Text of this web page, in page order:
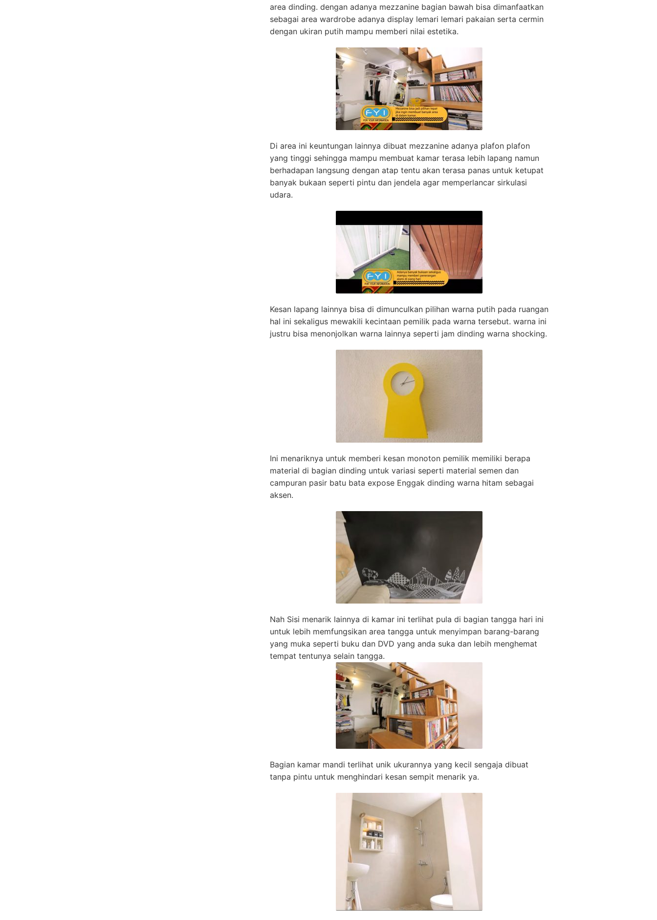
area dinding. dengan adanya mezzanine bagian bawah bisa dimanfaatkan
sebagai area wardrobe adanya display lemari lemari pakaian serta cermin
dengan ukiran putih mampu memberi nilai estetika.
Di area ini keuntungan lainnya dibuat mezzanine adanya plafon plafon
yang tinggi sehingga mampu membuat kamar terasa lebih lapang namun
berhadapan langsung dengan atap tentu akan terasa panas untuk ketupat
banyak bukaan seperti pintu dan jendela agar memperlancar sirkulasi
udara.
Kesan lapang lainnya bisa di dimunculkan pilihan warna putih pada ruangan
hal ini sekaligus mewakili kecintaan pemilik pada warna tersebut. warna ini
justru bisa menonjolkan warna lainnya seperti jam dinding warna shocking.
Ini menariknya untuk memberi kesan monoton pemilik memiliki berapa
material di bagian dinding untuk variasi seperti material semen dan
campuran pasir batu bata expose Enggak dinding warna hitam sebagai
aksen.
Nah Sisi menarik lainnya di kamar ini terlihat pula di bagian tangga hari ini
untuk lebih memfungsikan area tangga untuk menyimpan barang-barang
yang muka seperti buku dan DVD yang anda suka dan lebih menghemat
tempat tentunya selain tangga.
Bagian kamar mandi terlihat unik ukurannya yang kecil sengaja dibuat
tanpa pintu untuk menghindari kesan sempit menarik ya.